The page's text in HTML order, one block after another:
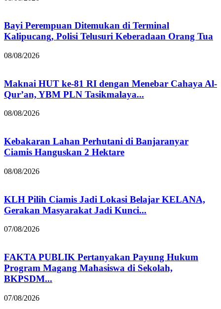
Bayi Perempuan Ditemukan di Terminal
Kalipucang, Polisi Telusuri Keberadaan Orang Tua
08/08/2026
Maknai HUT ke-81 RI dengan Menebar Cahaya Al-
Qur’an, YBM PLN Tasikmalaya...
08/08/2026
Kebakaran Lahan Perhutani di Banjaranyar
Ciamis Hanguskan 2 Hektare
08/08/2026
KLH Pilih Ciamis Jadi Lokasi Belajar KELANA,
Gerakan Masyarakat Jadi Kunci...
07/08/2026
FAKTA PUBLIK Pertanyakan Payung Hukum
Program Magang Mahasiswa di Sekolah,
BKPSDM...
07/08/2026